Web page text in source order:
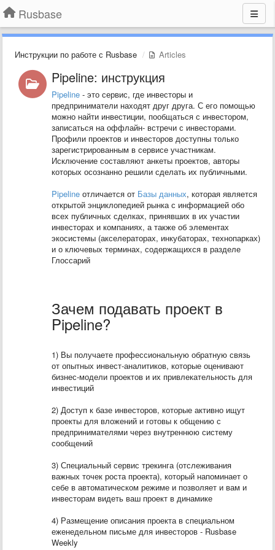
Rusbase
Инструкции по работе с Rusbase Articles
Pipeline: инструкция
Pipeline- это сервис, где инвесторы и
предприниматели находят друг друга. С его помощью
можно найти инвестиции, пообщаться с инвестором,
записаться на оффлайн- встречи с инвесторами.
Профили проектов и инвесторов доступны только
зарегистрированным в сервисе участникам.
Исключение составляют анкеты проектов, авторы
которых осознанно решили сделать их публичными.
Pipelineотличается от Базы данных, которая является
открытой энциклопедией рынка с информацией обо
всех публичных сделках, принявших в их участии
инвесторах и компаниях, а также об элементах
экосистемы (акселераторах, инкубаторах, технопарках)
и о ключевых терминах, содержащихся в разделе
Глоссарий
Зачем подавать проект в
Pipeline?
1) Вы получаете профессиональную обратную связь
от опытных инвест-аналитиков, которые оценивают
бизнес-модели проектов и их привлекательность для
инвестиций
2) Доступ к базе инвесторов, которые активно ищут
проекты для вложений и готовы к общению с
предпринимателями через внутреннюю систему
сообщений
3) Специальный сервис трекинга (отслеживания
важных точек роста проекта), который напоминает о
себе в автоматическом режиме и позволяет и вам и
инвесторам видеть ваш проект в динамике
4) Размещение описания проекта в специальном
еженедельном письме для инвесторов - Rusbase
Weekly